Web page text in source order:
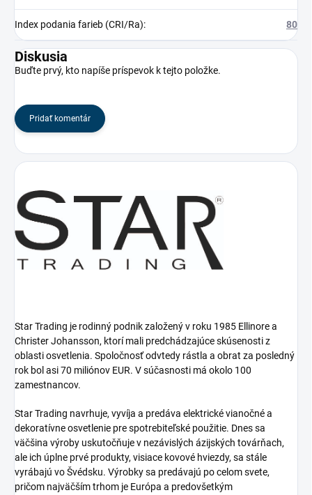
Index podania farieb (CRI/Ra): 80
Diskusia
Buďte prvý, kto napíše príspevok k tejto položke.
Pridať komentár
Star Trading je rodinný podnik založený v roku 1985 Ellinore a
Christer Johansson, ktorí mali predchádzajúce skúsenosti z
oblasti osvetlenia. Spoločnosť odvtedy rástla a obrat za posledný
rok bol asi 70 miliónov EUR. V súčasnosti má okolo 100
zamestnancov.
Star Trading navrhuje, vyvíja a predáva elektrické vianočné a
dekoratívne osvetlenie pre spotrebiteľské použitie. Dnes sa
väčšina výroby uskutočňuje v nezávislých ázijských továrňach,
ale ich úplne prvé produkty, visiace kovové hviezdy, sa stále
vyrábajú vo Švédsku. Výrobky sa predávajú po celom svete,
pričom najväčším trhom je Európa a predovšetkým